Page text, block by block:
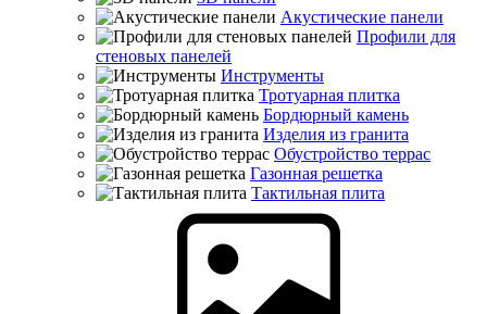
Акустические панели
Профили для
стеновых панелей
Инструменты
Тротуарная плитка
Бордюрный камень
Изделия из гранита
Обустройство террас
Газонная решетка
Тактильная плита